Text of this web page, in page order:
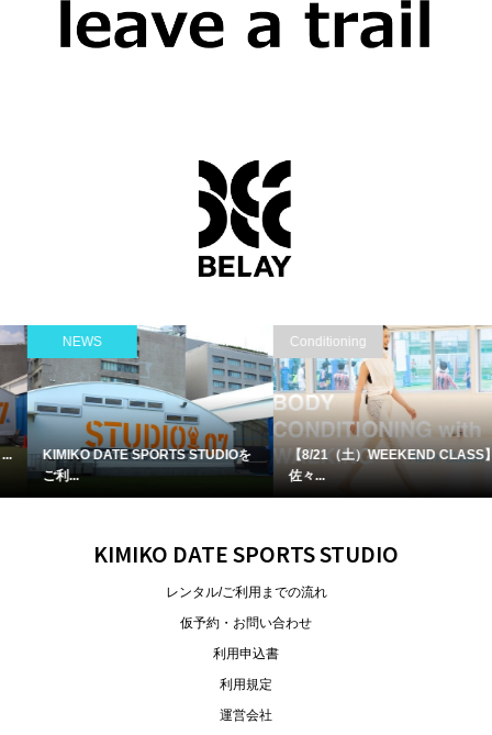
Conditioning
【8/21（土）WEEKEND CLASS】
佐々...
Dance/ダンス
【8月レッスン】チアダンスチーム...
KIMIKO DATE SPORTS STUDIO
レンタル/ご利用までの流れ
仮予約・お問い合わせ
利用申込書
利用規定
運営会社